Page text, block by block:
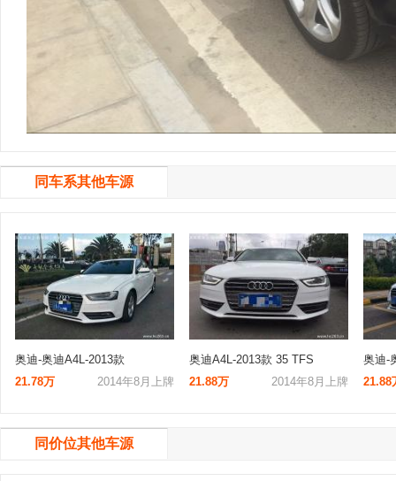
同车系其他车源
奥迪-奥迪A4L-2013款
2014年8月上牌
21.78万
奥迪A4L-2013款 35 TFS
2014年8月上牌
21.88万
奥迪-
21.88
同价位其他车源